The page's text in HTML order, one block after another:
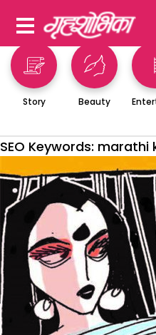
Story Beauty
SEO Keywords: marathi